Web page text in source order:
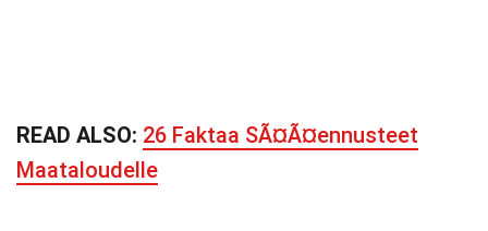
READ ALSO: 26 Faktaa SÃ¤Ã¤ennusteet
Maataloudelle